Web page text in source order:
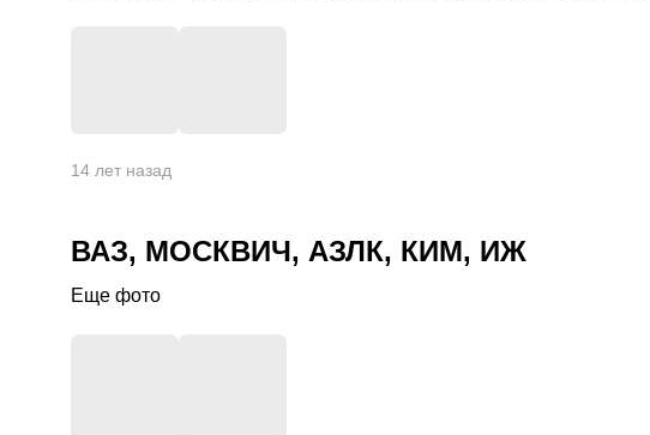
14 лет назад
ВАЗ, МОСКВИЧ, АЗЛК, КИМ, ИЖ
Еще фото